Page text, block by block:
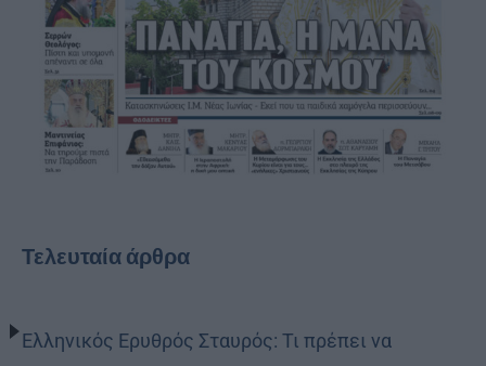
Τελευταία άρθρα
Ελληνικός Ερυθρός Σταυρός: Τι πρέπει να